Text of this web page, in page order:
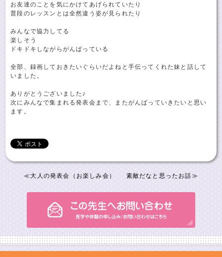
お友達のことを気にかけてあげられていたり
普段のレッスンとは全然違う姿が見られたり
みんなで協力してる
楽しそう
ドキドキしながらがんばっている
全部、録画しておきたいぐらいだよねと手伝ってくれた妹と話して
いました。
ありがとうございました♪
次にみんなで集まれる発表会まで、またがんばっていきたいと思い
ます。
≪大人の発表会（お楽しみ会） 素敵だなと思ったお話≫